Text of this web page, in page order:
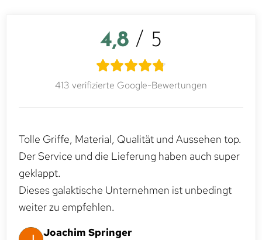
4,8 / 5
413 verifizierte Google-Bewertungen
Tolle Griffe, Material, Qualität und Aussehen top.
Der Service und die Lieferung haben auch super
geklappt.
Dieses galaktische Unternehmen ist unbedingt
weiter zu empfehlen.
Joachim Springer